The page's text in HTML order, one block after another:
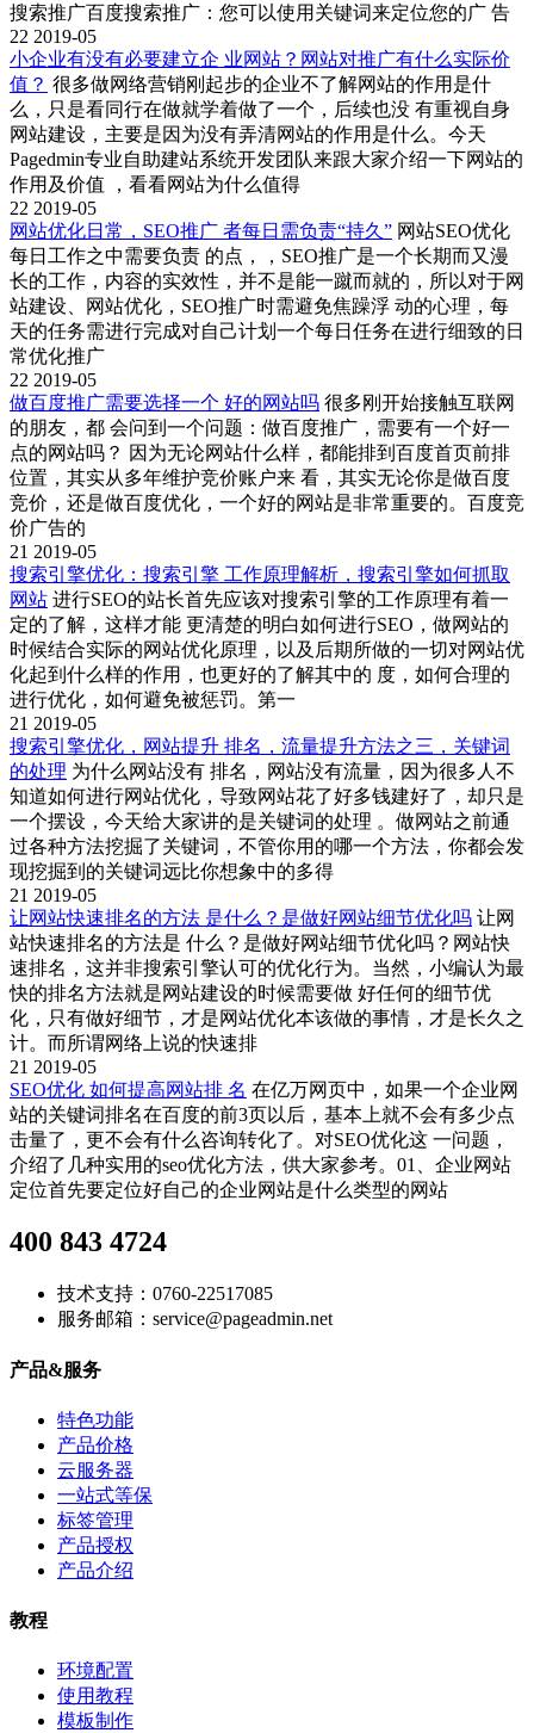
搜索推广百度搜索推广：您可以使用关键词来定位您的广 告
22 2019-05
小企业有没有必要建立企 业网站？网站对推广有什么实际价
值？ 很多做网络营销刚起步的企业不了解网站的作用是什
么，只是看同行在做就学着做了一个，后续也没 有重视自身
网站建设，主要是因为没有弄清网站的作用是什么。今天
Pagedmin专业自助建站系统开发团队来跟大家介绍一下网站的
作用及价值 ，看看网站为什么值得
22 2019-05
网站优化日常，SEO推广 者每日需负责“持久” 网站SEO优化
每日工作之中需要负责 的点，，SEO推广是一个长期而又漫
长的工作，内容的实效性，并不是能一蹴而就的，所以对于网
站建设、网站优化，SEO推广时需避免焦躁浮 动的心理，每
天的任务需进行完成对自己计划一个每日任务在进行细致的日
常优化推广
22 2019-05
做百度推广需要选择一个 好的网站吗 很多刚开始接触互联网
的朋友，都 会问到一个问题：做百度推广，需要有一个好一
点的网站吗？ 因为无论网站什么样，都能排到百度首页前排
位置，其实从多年维护竞价账户来 看，其实无论你是做百度
竞价，还是做百度优化，一个好的网站是非常重要的。百度竞
价广告的
21 2019-05
搜索引擎优化：搜索引擎 工作原理解析，搜索引擎如何抓取
网站 进行SEO的站长首先应该对搜索引擎的工作原理有着一
定的了解，这样才能 更清楚的明白如何进行SEO，做网站的
时候结合实际的网站优化原理，以及后期所做的一切对网站优
化起到什么样的作用，也更好的了解其中的 度，如何合理的
进行优化，如何避免被惩罚。第一
21 2019-05
搜索引擎优化，网站提升 排名，流量提升方法之三，关键词
的处理 为什么网站没有 排名，网站没有流量，因为很多人不
知道如何进行网站优化，导致网站花了好多钱建好了，却只是
一个摆设，今天给大家讲的是关键词的处理 。做网站之前通
过各种方法挖掘了关键词，不管你用的哪一个方法，你都会发
现挖掘到的关键词远比你想象中的多得
21 2019-05
让网站快速排名的方法 是什么？是做好网站细节优化吗 让网
站快速排名的方法是 什么？是做好网站细节优化吗？网站快
速排名，这并非搜索引擎认可的优化行为。当然，小编认为最
快的排名方法就是网站建设的时候需要做 好任何的细节优
化，只有做好细节，才是网站优化本该做的事情，才是长久之
计。而所谓网络上说的快速排
21 2019-05
SEO优化 如何提高网站排 名 在亿万网页中，如果一个企业网
站的关键词排名在百度的前3页以后，基本上就不会有多少点
击量了，更不会有什么咨询转化了。对SEO优化这 一问题，
介绍了几种实用的seo优化方法，供大家参考。01、企业网站
定位首先要定位好自己的企业网站是什么类型的网站
400 843 4724
技术支持：0760-22517085
服务邮箱：service@pageadmin.net
产品&服务
特色功能
产品价格
云服务器
一站式等保
标签管理
产品授权
产品介绍
教程
环境配置
使用教程
模板制作